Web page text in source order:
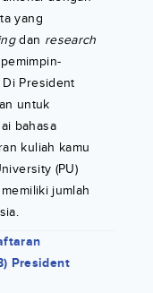
yang
dan research
President
untuk
bahasa
kuliah kamu
(PU)
jumlah
President